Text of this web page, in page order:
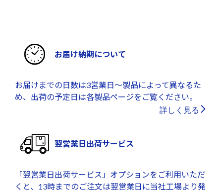
お届け納期について
お届けまでの日数は3営業日～製品によって異なるた
め、出荷の予定日は各製品ページをご覧ください。
詳しく見る
翌営業日出荷サービス
「翌営業日出荷サービス」オプションをご利用いただ
くと、13時までのご注文は翌営業日に当社工場より発